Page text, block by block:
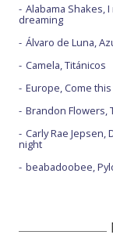
Alabama Shakes,
dreaming
Álvaro de Luna,
Camela, Titánicos
Europe, Come
Brandon Flowers,
Carly Rae Jepsen,
night
beabadoobee,